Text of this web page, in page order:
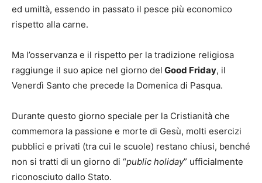
ed umiltà, essendo in passato il pesce più economico
rispetto alla carne.
Ma l’osservanza e il rispetto per la tradizione religiosa
raggiunge il suo apice nel giorno del Good Friday, il
Venerdì Santo che precede la Domenica di Pasqua.
Durante questo giorno speciale per la Cristianità che
commemora la passione e morte di Gesù, molti esercizi
pubblici e privati (tra cui le scuole) restano chiusi, benché
non si tratti di un giorno di “public holiday” ufficialmente
riconosciuto dallo Stato.